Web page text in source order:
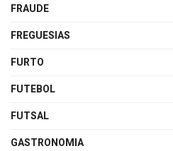
FRAUDE
FREGUESIAS
FURTO
FUTEBOL
FUTSAL
GASTRONOMIA